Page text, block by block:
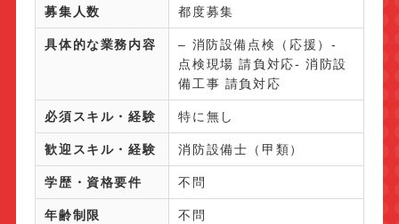
募集人数 都度募集
具体的な業務内容
– 消防設備点検（応援）-
点検現場 請負対応- 消防設
備工事 請負対応
必須スキル・経験 特に無し
歓迎スキル・経験 消防設備士（甲類）
学歴・資格要件 不問
年齢制限 不問